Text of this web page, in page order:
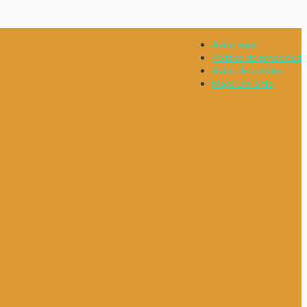
Aviso legal
Política de privacidad
Aviso de cookies
Mapa Del Sitio